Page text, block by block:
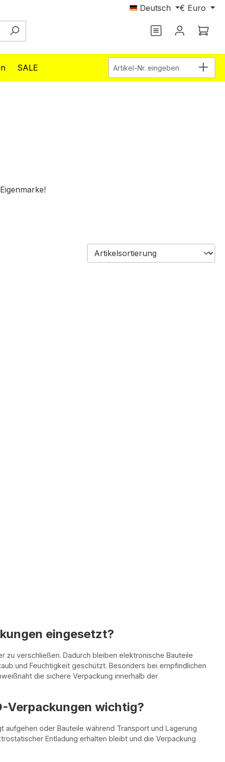
Deutsch € Euro
Du hast 0
SALE Artikel-Nr. eingeben
eingesetzt?
zu verschließen. Dadurch bleiben elektronische Bauteile
und Feuchtigkeit geschützt. Besonders bei empfindlichen
die sichere Verpackung innerhalb der
Verpackungen wichtig?
oder Bauteile während Transport und Lagerung
Entladung erhalten bleibt und die Verpackung